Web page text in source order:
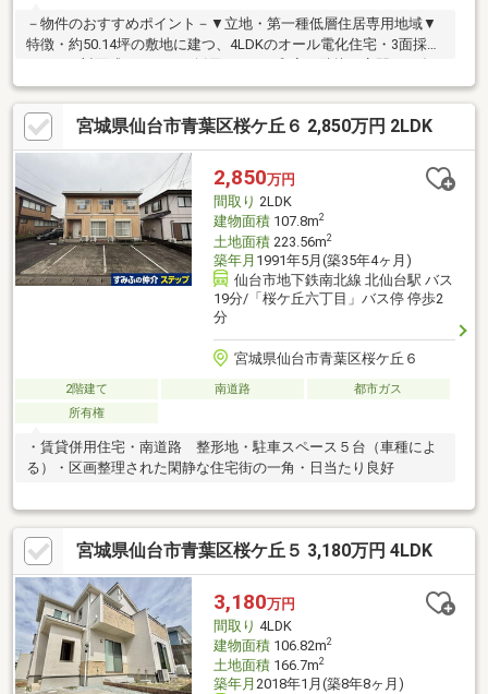
－物件のおすすめポイント－▼立地・第一種低層住居専用地域▼
特徴・約50.14坪の敷地に建つ、4LDKのオール電化住宅・3面採光
のLDK、対面式キッチンを採用・LDKに和室が隣接、客間など多
用途に活用可能・主寝室に南東向きバルコニーを設置・テラスは
サンルーフ付・カーポート付駐車場2台分有(車種による)▼設備・
複層ガラス・食洗機・IHコンロ・各階にトイレ有▼2026年6月内
外装リフォーム済【張替】全室クロス、畳、襖、障子【その他】
外壁・屋根洗浄 他■ ご希望の住まい探しをお手伝いします
━━━━━・・・物件の詳細・ご相談はお気軽にお問い合わせく
ださい。
宮城県仙台市青葉区桜ケ丘６ 2,850万円 2LDK
2,850万円
間取り 2LDK
建物面積107.8m2
土地面積223.56m2
築年月 1991年5月(築35年4ヶ月)
仙台市地下鉄南北線 北仙台駅 バス
19分/「桜ケ丘六丁目」バス停 停歩2
分
宮城県仙台市青葉区桜ケ丘６
2階建て 南道路
都市ガス
所有権
・賃貸併用住宅・南道路 整形地・駐車スペース５台（車種によ
る）・区画整理された閑静な住宅街の一角・日当たり良好
宮城県仙台市青葉区桜ケ丘５ 3,180万円 4LDK
3,180万円
間取り 4LDK
建物面積106.82m2
土地面積166.7m2
築年月 2018年1月(築8年8ヶ月)